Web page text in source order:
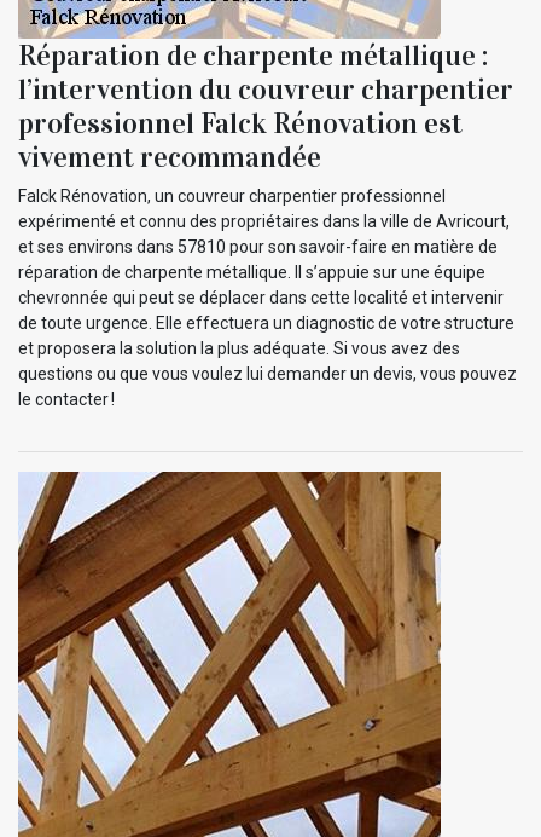
Réparation de charpente métallique :
l’intervention du couvreur charpentier
professionnel Falck Rénovation est
vivement recommandée
Falck Rénovation, un couvreur charpentier professionnel
expérimenté et connu des propriétaires dans la ville de Avricourt,
et ses environs dans 57810 pour son savoir-faire en matière de
réparation de charpente métallique. Il s’appuie sur une équipe
chevronnée qui peut se déplacer dans cette localité et intervenir
de toute urgence. Elle effectuera un diagnostic de votre structure
et proposera la solution la plus adéquate. Si vous avez des
questions ou que vous voulez lui demander un devis, vous pouvez
le contacter !